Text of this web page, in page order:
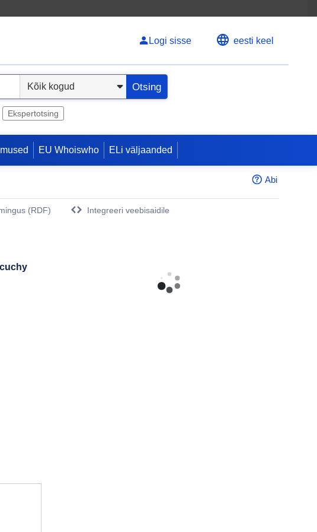
Logi sisse eesti keel
Otsing
Ekspertotsing
EU Whoiswho ELi väljaanded
Abi
(RDF)
Integreeri veebisaidile